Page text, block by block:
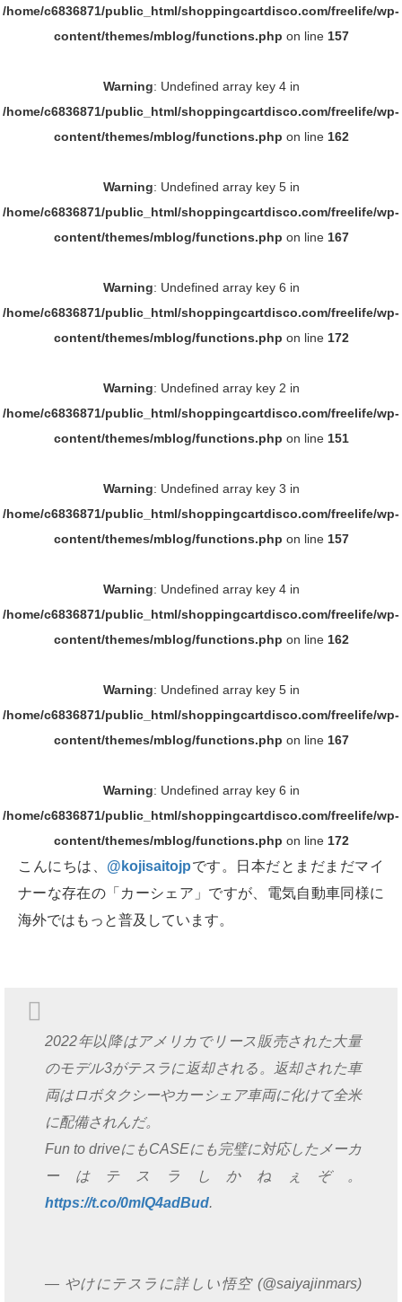
/home/c6836871/public_html/shoppingcartdisco.com/freelife/wp-
content/themes/mblog/functions.php on line 157
Warning: Undefined array key 4 in
/home/c6836871/public_html/shoppingcartdisco.com/freelife/wp-
content/themes/mblog/functions.php on line 162
Warning: Undefined array key 5 in
/home/c6836871/public_html/shoppingcartdisco.com/freelife/wp-
content/themes/mblog/functions.php on line 167
Warning: Undefined array key 6 in
/home/c6836871/public_html/shoppingcartdisco.com/freelife/wp-
content/themes/mblog/functions.php on line 172
Warning: Undefined array key 2 in
/home/c6836871/public_html/shoppingcartdisco.com/freelife/wp-
content/themes/mblog/functions.php on line 151
Warning: Undefined array key 3 in
/home/c6836871/public_html/shoppingcartdisco.com/freelife/wp-
content/themes/mblog/functions.php on line 157
Warning: Undefined array key 4 in
/home/c6836871/public_html/shoppingcartdisco.com/freelife/wp-
content/themes/mblog/functions.php on line 162
Warning: Undefined array key 5 in
/home/c6836871/public_html/shoppingcartdisco.com/freelife/wp-
content/themes/mblog/functions.php on line 167
Warning: Undefined array key 6 in
/home/c6836871/public_html/shoppingcartdisco.com/freelife/wp-
content/themes/mblog/functions.php on line 172
こんにちは、 @kojisaitojpです。日本だとまだまだマイ
ナーな存在の「カーシェア」ですが、電気自動車同様に
海外ではもっと普及しています。
2022年以降はアメリカでリース販売された大量
のモデル3がテスラに返却される。返却された車
両はロボタクシーやカーシェア車両に化けて全米
に配備されんだ。
Fun to driveにもCASEにも完璧に対応したメーカ
ーはテスラしかねぇぞ。
https://t.co/0mlQ4adBud.
— やけにテスラに詳しい悟空 (@saiyajinmars)